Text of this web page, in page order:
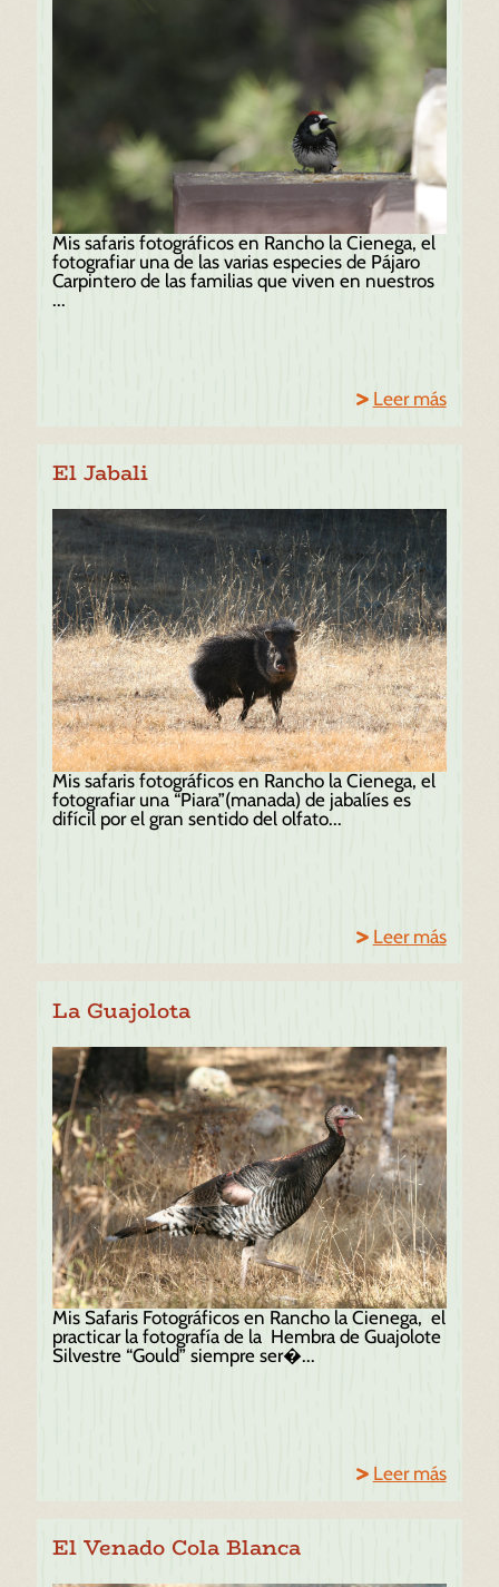
Mis safaris fotográficos en Rancho la Cienega, el
fotografiar una de las varias especies de Pájaro
Carpintero de las familias que viven en nuestros
...
Leer más
El Jabali
Mis safaris fotográficos en Rancho la Cienega, el
fotografiar una “Piara”(manada) de jabalíes es
difícil por el gran sentido del olfato...
Leer más
La Guajolota
Mis Safaris Fotográficos en Rancho la Cienega, el
practicar la fotografía de la Hembra de Guajolote
Silvestre “Gould” siempre ser�...
Leer más
El Venado Cola Blanca